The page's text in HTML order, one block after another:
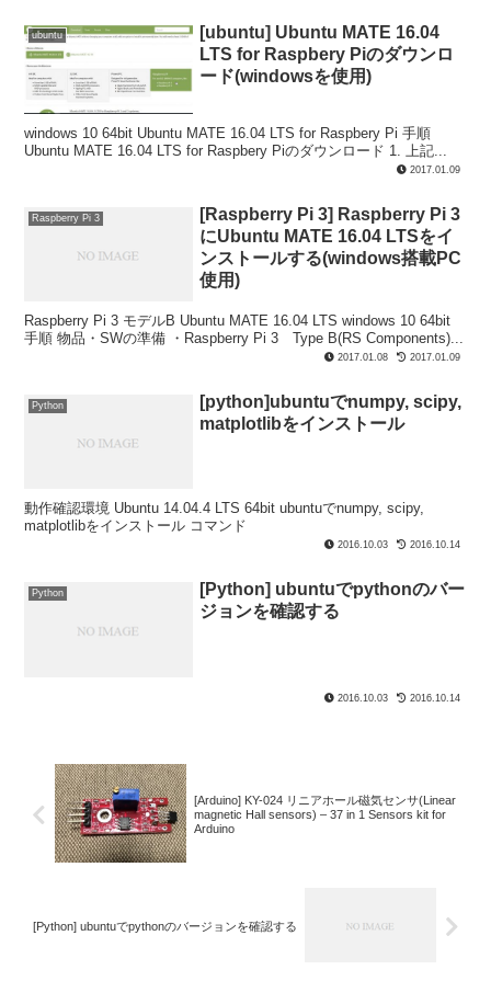
ubuntu
[ubuntu] Ubuntu MATE 16.04
LTS for Raspbery Piのダウンロ
ード(windowsを使用)
windows 10 64bit Ubuntu MATE 16.04 LTS for Raspbery Pi 手順
Ubuntu MATE 16.04 LTS for Raspbery Piのダウンロード 1. 上記...
2017.01.09
Raspberry Pi 3
[Raspberry Pi 3] Raspberry Pi 3
にUbuntu MATE 16.04 LTSをイ
ンストールする(windows搭載PC
使用)
Raspberry Pi 3 モデルB Ubuntu MATE 16.04 LTS windows 10 64bit
手順 物品・SWの準備 ・Raspberry Pi 3 Type B(RS Components)...
2017.01.08 2017.01.09
Python
[python]ubuntuでnumpy, scipy,
matplotlibをインストール
動作確認環境 Ubuntu 14.04.4 LTS 64bit ubuntuでnumpy, scipy,
matplotlibをインストール コマンド
2016.10.03 2016.10.14
Python
[Python] ubuntuでpythonのバー
ジョンを確認する
2016.10.03 2016.10.14
[Arduino] KY-024 リニアホール磁気センサ(Linear
magnetic Hall sensors) – 37 in 1 Sensors kit for
Arduino
[Python] ubuntuでpythonのバージョンを確認する